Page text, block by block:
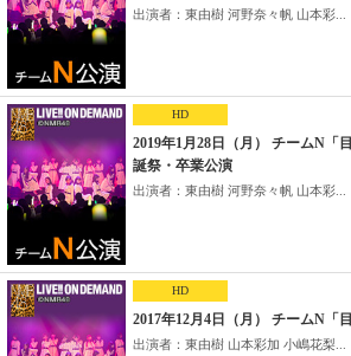
出演者：東由樹 河野奈々帆 山本彩...
HD
2019年1月28日（月） チームN「
誕祭・卒業公演
出演者：東由樹 河野奈々帆 山本彩...
HD
2017年12月4日（月） チームN「
出演者：東由樹 山本彩加 小嶋花梨...